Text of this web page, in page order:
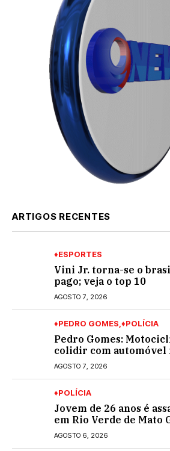
ARTIGOS RECENTES
♦ESPORTES
Vini Jr. torna-se o
pago; veja o top 10
AGOSTO 7, 2026
♦PEDRO GOMES ♦POLÍCIA
Pedro Gomes:
colidir com automóvel
Araújo; ele não tinha
AGOSTO 7, 2026
♦POLÍCIA
Jovem de 26 anos é
em Rio Verde de Mato
procurado
AGOSTO 6, 2026